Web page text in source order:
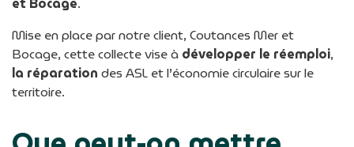
Mise en place par notre client, Coutances Mer et
Bocage, cette collecte vise à développer le réemploi,
la réparation des ASL et l’économie circulaire sur le
territoire.